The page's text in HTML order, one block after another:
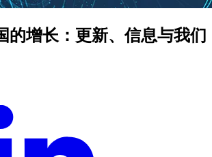
的增长：更新、信息与我们